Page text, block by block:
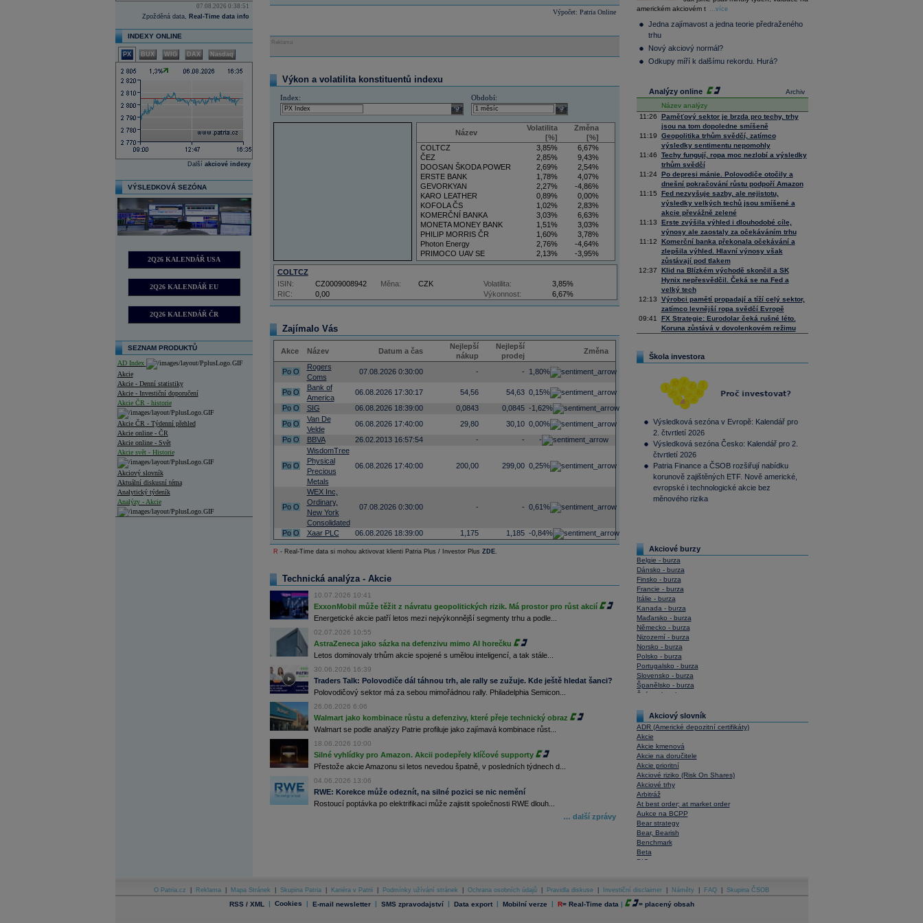
07.08.2026 0:38:51
Zpožděná data, Real-Time data info
INDEXY ONLINE
PX BUX WIG DAX Nasdaq
Další akciové indexy
VÝSLEDKOVÁ SEZÓNA
2Q26 KALENDÁŘ USA
2Q26 KALENDÁŘ EU
2Q26 KALENDÁŘ ČR
SEZNAM PRODUKTŮ
AD Index
Akcie
Akcie - Denní statistiky
Akcie - Investiční doporučení
Akcie ČR - historie
Akcie ČR - Týdenní přehled
Akcie online - ČR
Akcie online - Svět
Akcie svět - Historie
Akciový slovník
Aktuální diskusní téma
Analytický týdeník
Analýzy - Akcie
DATA EXPORT
Databanka - Akcie
Výpočet: Patria Online
Reklama
Výkon a volatilita konstituentů indexu
Index:
select
Období:
select
Název
Volatilita
[%]
Změna
[%]
COLTCZ
3,85%
6,67%
ČEZ
2,85%
9,43%
DOOSAN ŠKODA POWER
2,69%
2,54%
ERSTE BANK
1,78%
4,07%
GEVORKYAN
2,27%
-4,86%
KARO LEATHER
0,89%
0,00%
KOFOLA ČS
1,02%
2,83%
KOMERČNÍ BANKA
3,03%
6,63%
MONETA MONEY BANK
1,51%
3,03%
PHILIP MORRIS ČR
1,60%
3,78%
Photon Energy
2,76%
-4,64%
PRIMOCO UAV SE
2,13%
-3,95%
VIG
3,50%
5,88%
COLTCZ
RIC: 0,00
ISIN: CZ0009008942 Měna: CZK Volatilita:
3,85%
Výkonnost:
6,67%
Zajímalo Vás
Akce Název Datum a čas
Nejlepší
nákup
Nejlepší
prodej
Změna
Po O
Rogers
Coms
07.08.2026 0:30:00 - - 1,80%
Po O
Bank of
America
06.08.2026 17:30:17 54,56 54,63 0,15%
Po O SIG 06.08.2026 18:39:00 0,0843 0,0845 -1,62%
Po O
Van De
Velde
06.08.2026 17:40:00 29,80 30,10 0,00%
Po O BBVA 26.02.2013 16:57:54 - - -
Po O
WisdomTree
Physical
Precious
Metals
06.08.2026 17:40:00 200,00 299,00 0,25%
Po O
WEX Inc,
Ordinary,
New York
Consolidated
07.08.2026 0:30:00 - - 0,61%
Po O Xaar PLC 06.08.2026 18:39:00 1,175 1,185 -0,84%
R - Real-Time data si mohou aktivovat klienti Patria Plus / Investor Plus ZDE.
Technická analýza - Akcie
10.07.2026 10:41
ExxonMobil může těžit z návratu geopolitických rizik. Má prostor pro růst akcií
Energetické akcie patří letos mezi nejvýkonnější segmenty trhu a podle...
02.07.2026 10:55
AstraZeneca jako sázka na defenzivu mimo AI horečku
Letos dominovaly trhům akcie spojené s umělou inteligencí, a tak stále...
30.06.2026 16:39
Traders Talk: Polovodiče dál táhnou trh, ale rally se zužuje. Kde ještě hledat šanci?
Polovodičový sektor má za sebou mimořádnou rally. Philadelphia Semicon...
26.06.2026 6:06
Walmart jako kombinace růstu a defenzivy, které přeje technický obraz
Walmart se podle analýzy Patrie profiluje jako zajímavá kombinace růst...
18.06.2026 10:00
Silné vyhlídky pro Amazon. Akcii podepřely klíčové supporty
Přestože akcie Amazonu si letos nevedou špatně, v posledních týdnech d...
04.06.2026 13:06
RWE: Korekce může odeznít, na silné pozici se nic nemění
Rostoucí poptávka po elektrifikaci může zajistit společnosti RWE dlouh...
… další zprávy
Composite
36 128,57 -0,05
Tecdax
Performance
index
4 000,99
americkém akciovém t
...více
Jedna zajímavost a jedna teorie předraženého
trhu
Nový akciový normál?
Odkupy míří k dalšímu rekordu. Hurá?
Archiv
Analýzy online
Název analýzy
11:26
Paměťový sektor je brzda pro techy, trhy
jsou na tom dopoledne smíšeně
11:19
Geopolitika trhům svědčí, zatímco
výsledky sentimentu nepomohly
11:46
Techy fungují, ropa moc nezlobí a výsledky
trhům svědčí
11:24
Po depresi mánie. Polovodiče otočily a
dnešní pokračování růstu podpoří Amazon
11:15
Fed nezvyšuje sazby, ale nejistotu,
výsledky velkých techů jsou smíšené a
akcie převážně zelené
11:13
Erste zvýšila výhled i dlouhodobé cíle,
výnosy ale zaostaly za očekáváním trhu
11:12
Komerční banka překonala očekávání a
zlepšila výhled. Hlavní výnosy však
zůstávají pod tlakem
12:37
Klid na Blízkém východě skončil a SK
Hynix nepřesvědčil. Čeká se na Fed a
velký tech
12:13
Výrobci pamětí propadají a tíží celý sektor,
zatímco levnější ropa svědčí Evropě
09:41
FX Strategie: Eurodolar čeká rušné léto.
Koruna zůstává v dovolenkovém režimu
Škola investora
Výsledková sezóna v Evropě: Kalendář pro
2. čtvrtletí 2026
Výsledková sezóna Česko: Kalendář pro 2.
čtvrtletí 2026
Patria Finance a ČSOB rozšiřují nabídku
korunově zajištěných ETF. Nově americké,
evropské i technologické akcie bez
měnového rizika
Akciové burzy
Belgie - burza
Dánsko - burza
Finsko - burza
Francie - burza
Itálie - burza
Kanada - burza
Maďarsko - burza
Německo - burza
Nizozemí - burza
Norsko - burza
Polsko - burza
Portugalsko - burza
Slovensko - burza
Španělsko - burza
Švýcarsko - burza
Akciový slovník
ADR (Americké depozitní certifikáty)
Akcie
Akcie kmenová
Akcie na doručitele
Akcie prioritní
Akciové riziko (Risk On Shares)
Akciové trhy
Arbitráž
At best order; at market order
Aukce na BCPP
Bear strategy
Bear, Bearish
Benchmark
Beta
BIC
Bonita
Book To Bill Ratio
Book Value
O Patria.cz Reklama Mapa Stránek Skupina Patria Kariéra v Patrii Podmínky užívání stránek Ochrana osobních údajů Pravidla diskuse Investiční disclaimer Náměty FAQ Skupina ČSOB
RSS / XML | Cookies | E-mail newsletter | SMS zpravodajství | Data export | Mobilní verze | R= Real-Time data | = placený obsah